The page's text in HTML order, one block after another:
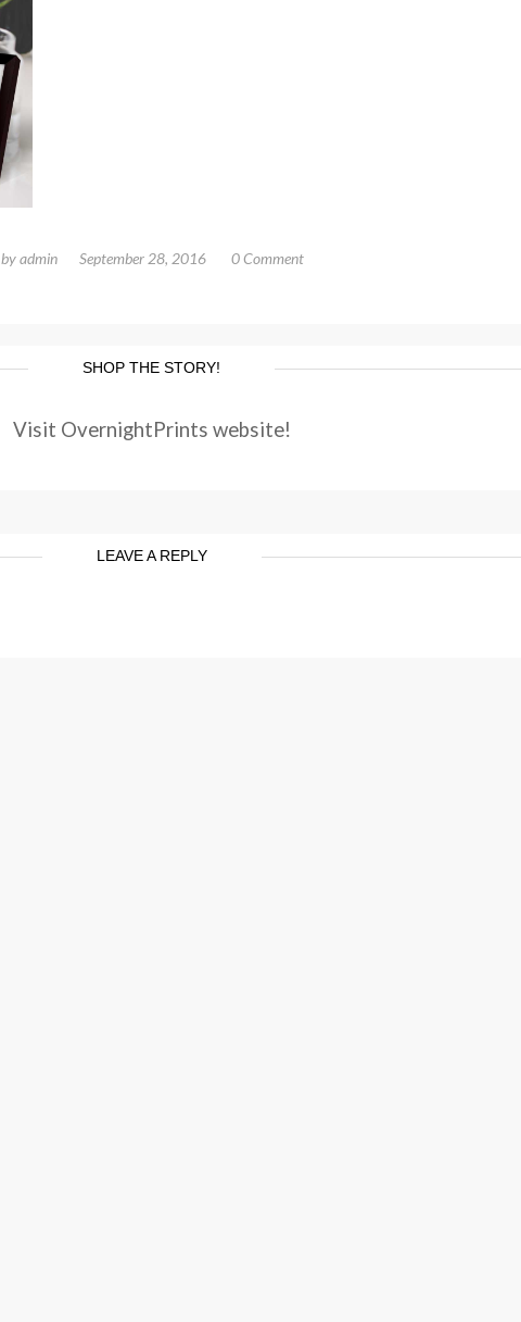
byadmin September 28, 2016 0 Comment
SHOP THE STORY!
Visit OvernightPrints website!
LEAVE A REPLY